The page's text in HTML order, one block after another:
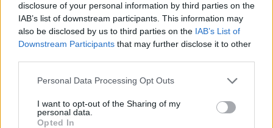
disclosure of your personal information by third parties on the
IAB’s list of downstream participants. This information may
also be disclosed by us to third parties on the IAB’s List of
Downstream Participants that may further disclose it to other
Personal Data Processing Opt Outs
I want to opt-out of the Sharing of my
personal data.
Opted In
ξένον ξενωθέντα ἐν κόσμῳ
δός μοι τοῦτον τὸν ξένον, ὃν ὁμόφυλοι μισοῦντες
θανατοῦσιν ὡς ξένον
δός μοι τοῦτον τὸν ξένον, ὅστις οἶδεν ξενίζειν τοὺς
πτωχούς τε καὶ ξένους
δός μοι τοῦτον τὸν ξένον, ὃν Ἑβραῖοι τῷ φθόνῳ